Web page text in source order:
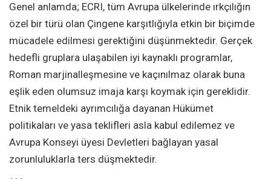
Genel anlamda; ECRI, tüm Avrupa ülkelerinde ırkçılığın
özel bir türü olan Çingene karşıtlığıyla etkin bir biçimde
mücadele edilmesi gerektiğini düşünmektedir. Gerçek
hedefli gruplara ulaşabilen iyi kaynaklı programlar,
Roman marjinalleşmesine ve kaçınılmaz olarak buna
eşlik eden olumsuz imaja karşı koymak için gereklidir.
Etnik temeldeki ayrımcılığa dayanan Hükümet
politikaları ve yasa teklifleri asla kabul edilemez ve
Avrupa Konseyi üyesi Devletleri bağlayan yasal
zorunluluklarla ters düşmektedir.